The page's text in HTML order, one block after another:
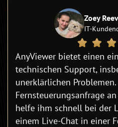
Zoey
IT-
AnyViewer bietet einen
technischen Support,
unerklärlichen
Fernsteuerungsanfrage
helfe ihm schnell bei der
einem Live-Chat in einer